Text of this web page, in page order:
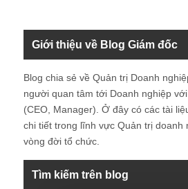
Giới thiệu về Blog Giám đốc
Blog chia sẻ về Quản trị Doanh
người quan tâm tới Doanh nghiệp
(CEO, Manager). Ở đây có các tài
chi tiết trong lĩnh vực Quản trị doanh
vòng đời tổ chức.
Tìm kiếm trên blog